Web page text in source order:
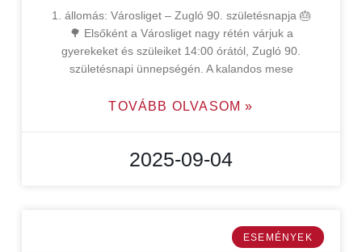
1. állomás: Városliget – Zugló 90. születésnapja 🎂
🌳 Elsőként a Városliget nagy rétén várjuk a
gyerekeket és szüleiket 14:00 órától, Zugló 90.
születésnapi ünnepségén. A kalandos mese
TOVÁBB OLVASOM »
2025-09-04
ESEMÉNYEK